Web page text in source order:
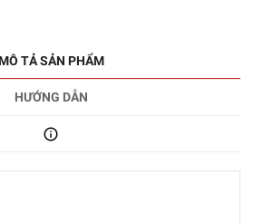
TẢ SẢN PHẨM
HƯỚNG DẪN